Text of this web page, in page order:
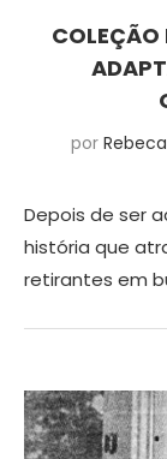
COLEÇÃO
por
Depois de ser
história que
retirantes em